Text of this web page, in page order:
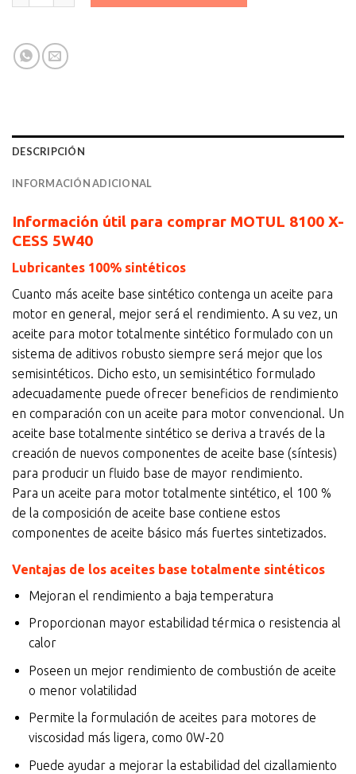
DESCRIPCIÓN
INFORMACIÓN ADICIONAL
Información útil para comprar MOTUL 8100 X-
CESS 5W40
Lubricantes 100% sintéticos
Cuanto más aceite base sintético contenga un aceite para
motor en general, mejor será el rendimiento. A su vez, un
aceite para motor totalmente sintético formulado con un
sistema de aditivos robusto siempre será mejor que los
semisintéticos. Dicho esto, un semisintético formulado
adecuadamente puede ofrecer beneficios de rendimiento
en comparación con un aceite para motor convencional. Un
aceite base totalmente sintético se deriva a través de la
creación de nuevos componentes de aceite base (síntesis)
para producir un fluido base de mayor rendimiento.
Para un aceite para motor totalmente sintético, el 100 %
de la composición de aceite base contiene estos
componentes de aceite básico más fuertes sintetizados.
Ventajas de los aceites base totalmente sintéticos
Mejoran el rendimiento a baja temperatura
Proporcionan mayor estabilidad térmica o resistencia al
calor
Poseen un mejor rendimiento de combustión de aceite
o menor volatilidad
Permite la formulación de aceites para motores de
viscosidad más ligera, como 0W-20
Puede ayudar a mejorar la estabilidad del cizallamiento